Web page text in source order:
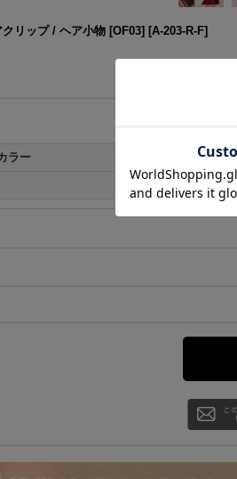
リップ / ヘア小物 [OF03] [A-203-R-F]
ラー